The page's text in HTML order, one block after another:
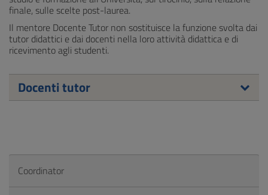
finale, sulle scelte post-laurea.
Il mentore Docente Tutor non sostituisce la funzione svolta dai
tutor didattici e dai docenti nella loro attività didattica e di
ricevimento agli studenti.
Docenti tutor
Coordinator